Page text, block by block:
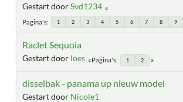
Gestart doorSvd1234
Pagina's 1 2 3 4 5 6 7 8 9
Raclet Sequoia
Gestart door loes Pagina's 1 2
disselbak - panama up nieuw model
Gestart door Nicole1